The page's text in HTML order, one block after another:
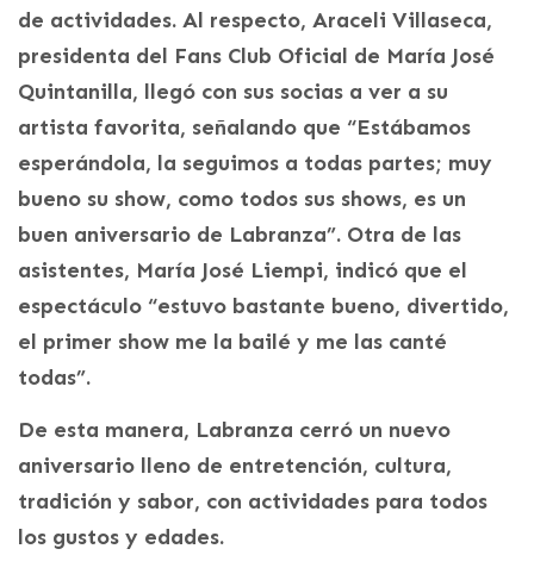
de actividades. Al respecto, Araceli Villaseca,
presidenta del Fans Club Oficial de María José
Quintanilla, llegó con sus socias a ver a su
artista favorita, señalando que “Estábamos
esperándola, la seguimos a todas partes; muy
bueno su show, como todos sus shows, es un
buen aniversario de Labranza”. Otra de las
asistentes, María José Liempi, indicó que el
espectáculo “estuvo bastante bueno, divertido,
el primer show me la bailé y me las canté
todas”.
De esta manera, Labranza cerró un nuevo
aniversario lleno de entretención, cultura,
tradición y sabor, con actividades para todos
los gustos y edades.